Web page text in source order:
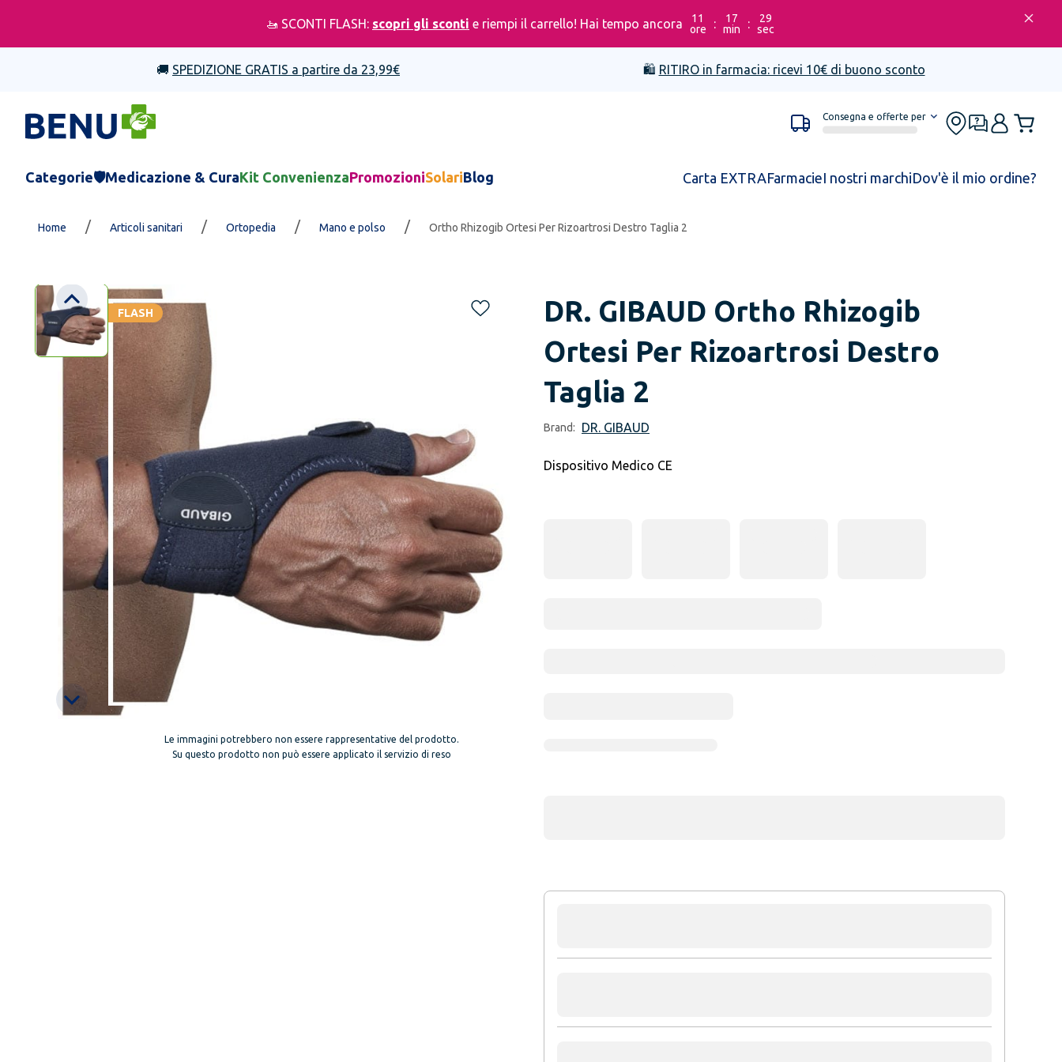
🚤 SCONTI FLASH: scopri gli sconti e riempi il carrello! Hai tempo ancora
11
ore
:
17
min
:
29
sec
🚚 SPEDIZIONE GRATIS a partire da 23,99€ 🛍️ RITIRO in farmacia: ricevi 10€ di buono sconto
Consegna e offerte per
Categorie🛡️Medicazione & CuraKit ConvenienzaPromozioniSolariBlog Carta EXTRAFarmacieI nostri marchiDov'è il mio ordine?
Home / Articoli sanitari / Ortopedia / Mano e polso / Ortho Rhizogib Ortesi Per Rizoartrosi Destro Taglia 2
FLASH
Le immagini potrebbero non essere rappresentative del prodotto.
Su questo prodotto non può essere applicato il servizio di reso
DR. GIBAUD Ortho Rhizogib
Ortesi Per Rizoartrosi Destro
Taglia 2
Brand: DR. GIBAUD
Dispositivo Medico CE